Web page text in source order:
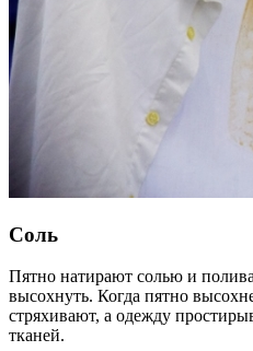
Соль
Пятно натирают солью и
высохнуть. Когда пятно
стряхивают, а одежду
тканей.